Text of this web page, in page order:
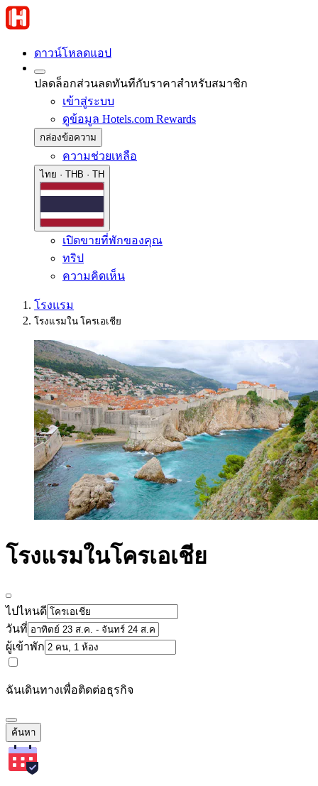
ดาวน์โหลดแอป
ปลดล็อกส่วนลดทันทีกับราคาสำหรับสมาชิก
เข้าสู่ระบบ
ดูข้อมูล Hotels.com Rewards
กล่องข้อความ
ความช่วยเหลือ
ไทย · THB · TH
เปิดขายที่พักของคุณ
ทริป
ความคิดเห็น
โรงแรม
โรงแรมใน โครเอเชีย
โรงแรมในโครเอเชีย
ไปไหนดี
วันที่
ผู้เข้าพัก
ฉันเดินทางเพื่อติดต่อธุรกิจ
ค้นหา